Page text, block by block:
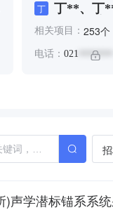
丁
丁**、丁
王**、王
相关项目： 253个
电话： 021 *******
声学潜标锚系系